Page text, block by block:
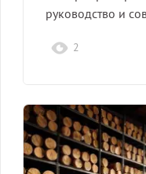
руководство и
2